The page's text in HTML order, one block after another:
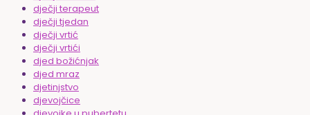
dječji terapeut
dječji tjedan
dječji vrtić
dječji vrtići
djed božićnjak
djed mraz
djetinjstvo
djevojčice